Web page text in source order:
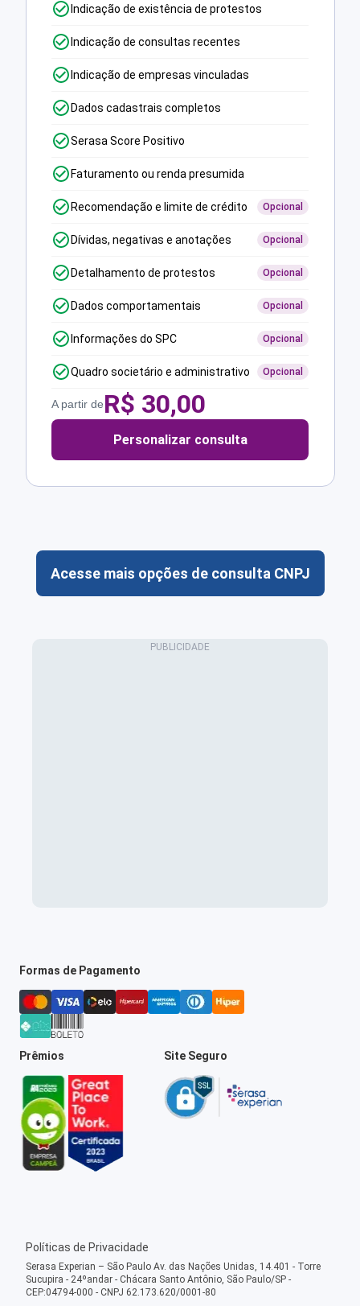
Indicação de existência de protestos
Indicação de consultas recentes
Indicação de empresas vinculadas
Dados cadastrais completos
Serasa Score Positivo
Faturamento ou renda presumida
Recomendação e limite de crédito Opcional
Dívidas, negativas e anotações Opcional
Detalhamento de protestos Opcional
Dados comportamentais Opcional
Informações do SPC Opcional
Quadro societário e administrativo Opcional
A partir deR$ 30,00
Personalizar consulta
Acesse mais opções de consulta CNPJ
Formas de Pagamento
Prêmios Site Seguro
Políticas de Privacidade
Serasa Experian – São Paulo Av. das Nações Unidas, 14.401 - Torre
Sucupira - 24ºandar - Chácara Santo Antônio, São Paulo/SP -
CEP:04794-000 - CNPJ 62.173.620/0001-80